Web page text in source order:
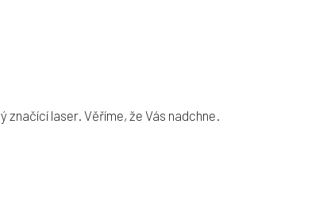
laser. Věříme, že Vás nadchne.